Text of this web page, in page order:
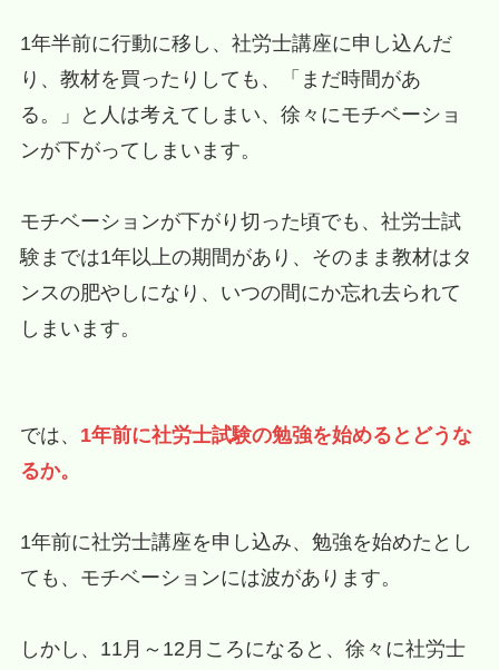
1年半前に行動に移し、社労士講座に申し込んだ
り、教材を買ったりしても、「まだ時間があ
る。」と人は考えてしまい、徐々にモチベーショ
ンが下がってしまいます。
モチベーションが下がり切った頃でも、社労士試
験までは1年以上の期間があり、そのまま教材はタ
ンスの肥やしになり、いつの間にか忘れ去られて
しまいます。
では、 1年前に社労士試験の勉強を始めるとどうな
るか。
1年前に社労士講座を申し込み、勉強を始めたとし
ても、モチベーションには波があります。
しかし、11月～12月ころになると、徐々に社労士